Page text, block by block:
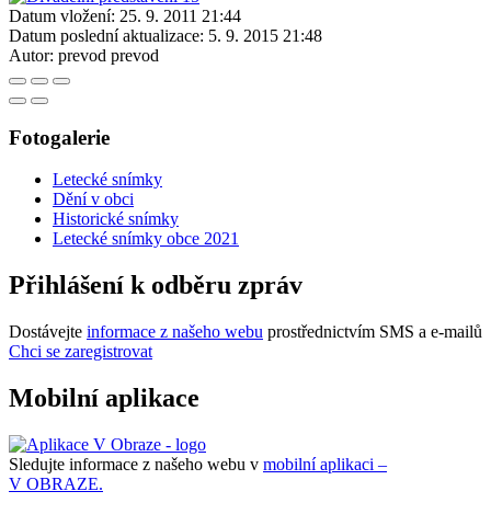
Datum vložení: 25. 9. 2011 21:44
Datum poslední aktualizace: 5. 9. 2015 21:48
Autor: prevod prevod
Fotogalerie
Letecké snímky
Dění v obci
Historické snímky
Letecké snímky obce 2021
Přihlášení k odběru zpráv
Dostávejte informace z našeho webu prostřednictvím SMS a e-mailů
Chci se zaregistrovat
Mobilní aplikace
Sledujte informace z našeho webu v mobilní aplikaci –
V OBRAZE.